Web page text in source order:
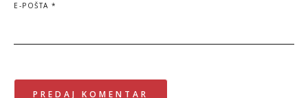
E-POŠTA *